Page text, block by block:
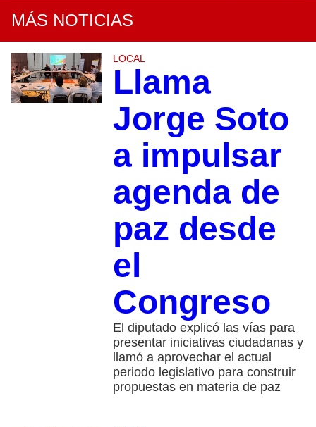
MÁS NOTICIAS
LOCAL
Llama
Jorge Soto
a impulsar
agenda de
paz desde
el
Congreso
El diputado explicó las vías para
presentar iniciativas ciudadanas y
llamó a aprovechar el actual
periodo legislativo para construir
propuestas en materia de paz